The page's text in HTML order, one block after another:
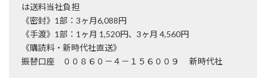
は送料当社負担
《密封》1部：3ヶ月6,088円
《手渡》1部：1ヶ月 1,520円、3ヶ月 4,560円
《購読料・新時代社直送》
振替口座 ００８６０－４－１５６００９ 新時代社